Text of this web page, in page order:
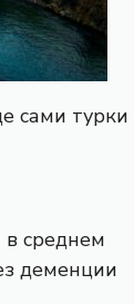
сами турки